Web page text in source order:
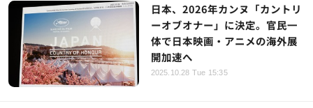
日本、2026年カンヌ「カントリ
ーオブオナー」に決定。官民一
体で日本映画・アニメの海外展
開加速へ
2025.10.28 Tue 15:35